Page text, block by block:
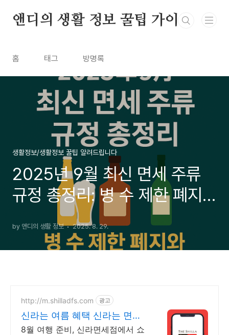
앤디의 생활 정보 꿀팁 가이드
홈 태그 방명록
생활정보/생활정보 꿀팁 알려드립니다
2025년 9월 최신 면세 주류
규정 총정리: 병 수 제한 폐지
와 면세 한도
by 앤디의 생활 정보 2025. 8. 29.
http://m.shilladfs.com 광고
신라는 여름 혜택 신라는 면세
쇼핑
8월 여행 준비, 신라면세점에서 쇼